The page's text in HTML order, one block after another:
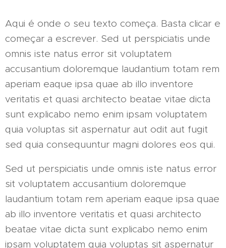
Aqui é onde o seu texto começa. Basta clicar e
começar a escrever. Sed ut perspiciatis unde
omnis iste natus error sit voluptatem
accusantium doloremque laudantium totam rem
aperiam eaque ipsa quae ab illo inventore
veritatis et quasi architecto beatae vitae dicta
sunt explicabo nemo enim ipsam voluptatem
quia voluptas sit aspernatur aut odit aut fugit
sed quia consequuntur magni dolores eos qui.
Sed ut perspiciatis unde omnis iste natus error
sit voluptatem accusantium doloremque
laudantium totam rem aperiam eaque ipsa quae
ab illo inventore veritatis et quasi architecto
beatae vitae dicta sunt explicabo nemo enim
ipsam voluptatem quia voluptas sit aspernatur